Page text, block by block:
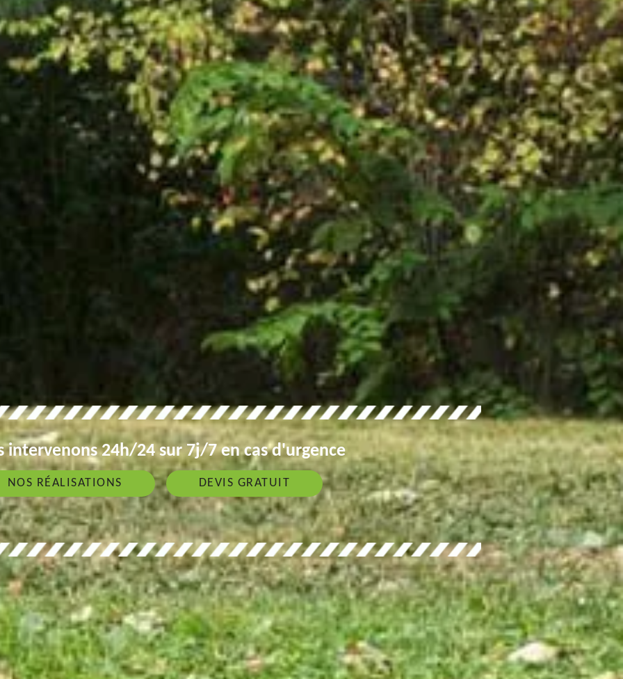
intervenons 24h/24 sur 7j/7 en cas d'urgence
NOS RÉALISATIONS DEVIS GRATUIT